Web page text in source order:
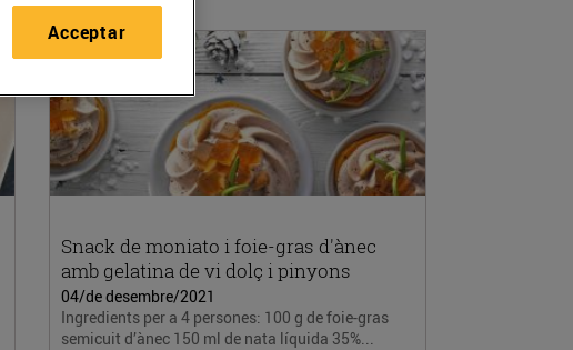
Snack de moniato i foie-gras d'ànec
amb gelatina de vi dolç i pinyons
04/de desembre/2021
Ingredients per a 4 persones: 100 g de foie-gras
semicuit d’ànec 150 ml de nata líquida 35%...
Acceptar